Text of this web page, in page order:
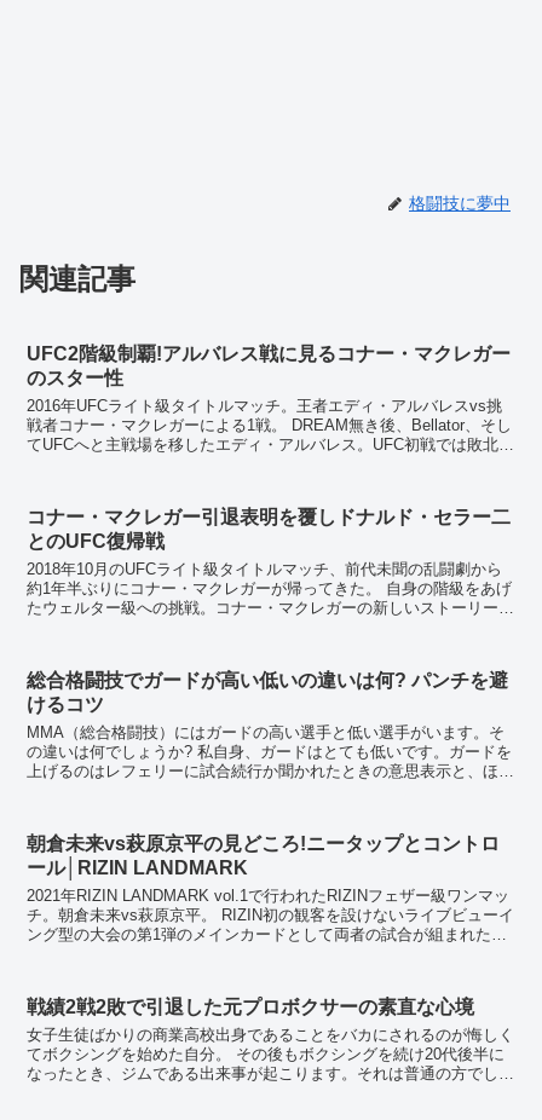
格闘技に夢中
関連記事
UFC2階級制覇!アルバレス戦に見るコナー・マクレガー
のスター性
2016年UFCライト級タイトルマッチ。王者エディ・アルバレスvs挑
戦者コナー・マクレガーによる1戦。 DREAM無き後、Bellator、そし
てUFCへと主戦場を移したエディ・アルバレス。UFC初戦では敗北を
コナー・マクレガー引退表明を覆しドナルド・セラー二
とのUFC復帰戦
2018年10月のUFCライト級タイトルマッチ、前代未聞の乱闘劇から
約1年半ぶりにコナー・マクレガーが帰ってきた。 自身の階級をあげ
たウェルター級への挑戦。コナー・マクレガーの新しいストーリーが
総合格闘技でガードが高い低いの違いは何? パンチを避
けるコツ
MMA（総合格闘技）にはガードの高い選手と低い選手がいます。そ
の違いは何でしょうか? 私自身、ガードはとても低いです。ガードを
上げるのはレフェリーに試合続行か聞かれたときの意思表示と、ほん
朝倉未来vs萩原京平の見どころ!ニータップとコントロ
ール│RIZIN LANDMARK
2021年RIZIN LANDMARK vol.1で行われたRIZINフェザー級ワンマッ
チ。朝倉未来vs萩原京平。 RIZIN初の観客を設けないライブビューイ
ング型の大会の第1弾のメインカードとして両者の試合が組まれた。
戦績2戦2敗で引退した元プロボクサーの素直な心境
女子生徒ばかりの商業高校出身であることをバカにされるのが悔しく
てボクシングを始めた自分。 その後もボクシングを続け20代後半に
なったとき、ジムである出来事が起こります。それは普通の方でした